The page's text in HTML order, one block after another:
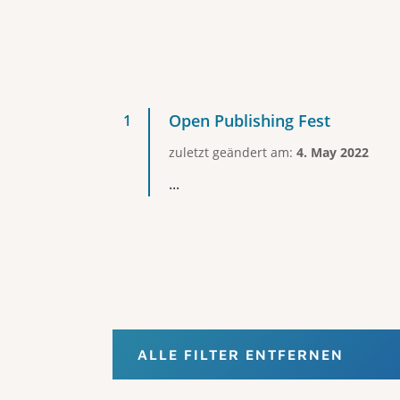
Open Publishing Fest
zuletzt geändert am: 4. May 2022
...
ALLE FILTER ENTFERNEN